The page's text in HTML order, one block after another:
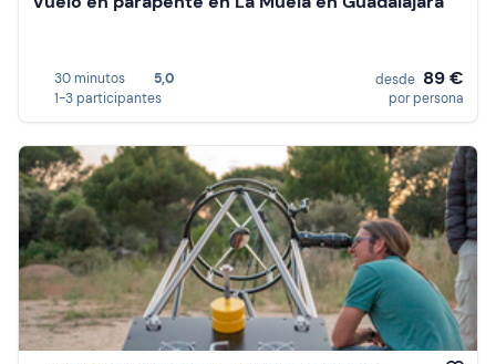
30 minutos
5,0
1-3 participantes
desde 89 €
por persona